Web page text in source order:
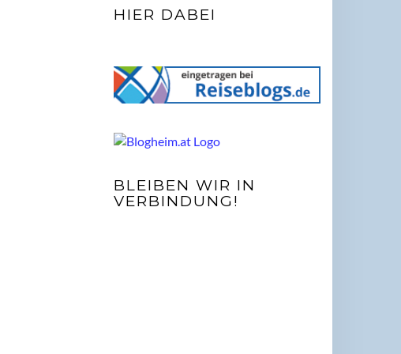
HIER DABEI
BLEIBEN WIR IN
VERBINDUNG!